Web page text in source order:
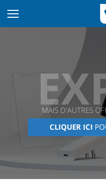
MAIS D'AUTRES
CLIQUER ICI